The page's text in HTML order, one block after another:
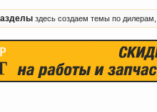
здесь создаем темы по